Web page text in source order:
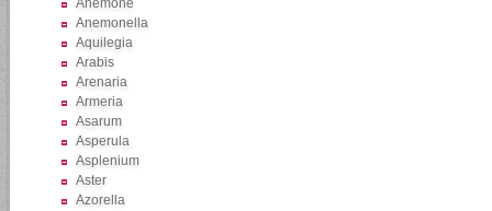
Anemone
Anemonella
Aquilegia
Arabis
Arenaria
Armeria
Asarum
Asperula
Asplenium
Aster
Azorella